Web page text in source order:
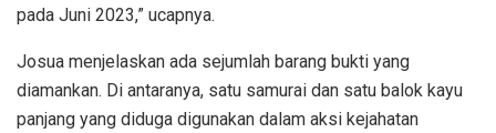
pada Juni 2023,” ucapnya.
Josua menjelaskan ada sejumlah barang bukti yang
diamankan. Di antaranya, satu samurai dan satu balok kayu
panjang yang diduga digunakan dalam aksi kejahatan